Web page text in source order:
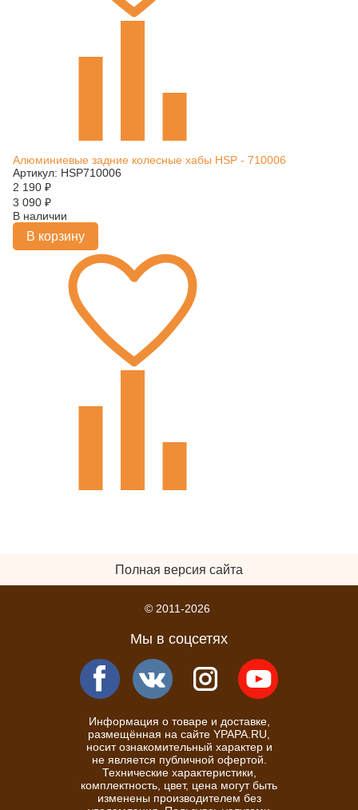
Алюминиевые задние колесные хабы HSP - 710006
Артикул: HSP710006
2 190 ₽
3 090 ₽
В наличии
В корзину
Полная версия сайта
© 2011-2026
Мы в соцсетях
Информация о товаре и доставке,
размещённая на сайте YPAPA.RU,
носит ознакомительный характер и
не является публичной офертой.
Технические характеристики,
комплектность, цвет, цена могут быть
изменены производителем без